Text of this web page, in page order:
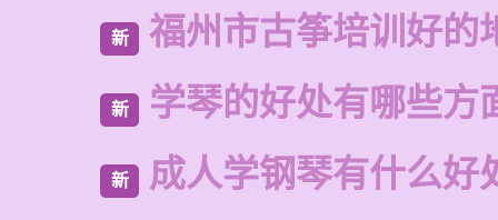
新 福州市古筝培训好的
新 学琴的好处有哪些方
新 成人学钢琴有什么好